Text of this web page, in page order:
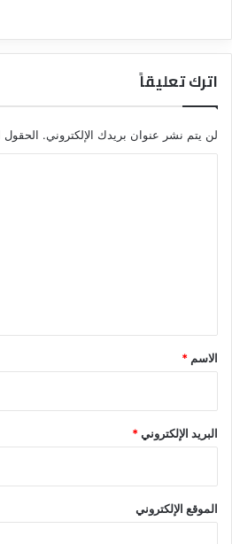
اترك تعليقاً
لن يتم نشر عنوان بريدك الإلكتروني. الحقول
*
الاسم *
البريد الإلكتروني*
الموقع الإلكتروني